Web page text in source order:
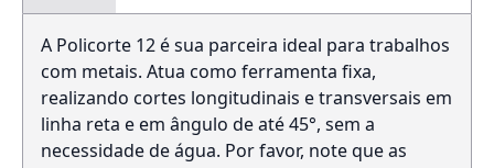
A Policorte 12 é sua parceira ideal para trabalhos
com metais. Atua como ferramenta fixa,
realizando cortes longitudinais e transversais em
linha reta e em ângulo de até 45°, sem a
necessidade de água. Por favor, note que as